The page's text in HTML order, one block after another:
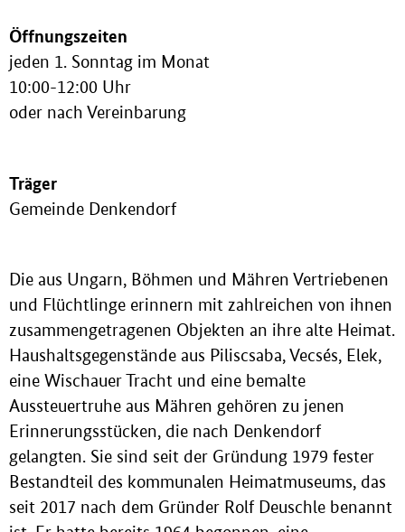
Öffnungszeiten
jeden 1. Sonntag im Monat
10:00-12:00 Uhr
oder nach Vereinbarung
Träger
Gemeinde Denkendorf
Die aus Ungarn, Böhmen und Mähren Vertriebenen
und Flüchtlinge erinnern mit zahlreichen von ihnen
zusammengetragenen Objekten an ihre alte Heimat.
Haushaltsgegenstände aus Piliscsaba, Vecsés, Elek,
eine Wischauer Tracht und eine bemalte
Aussteuertruhe aus Mähren gehören zu jenen
Erinnerungsstücken, die nach Denkendorf
gelangten. Sie sind seit der Gründung 1979 fester
Bestandteil des kommunalen Heimatmuseums, das
seit 2017 nach dem Gründer Rolf Deuschle benannt